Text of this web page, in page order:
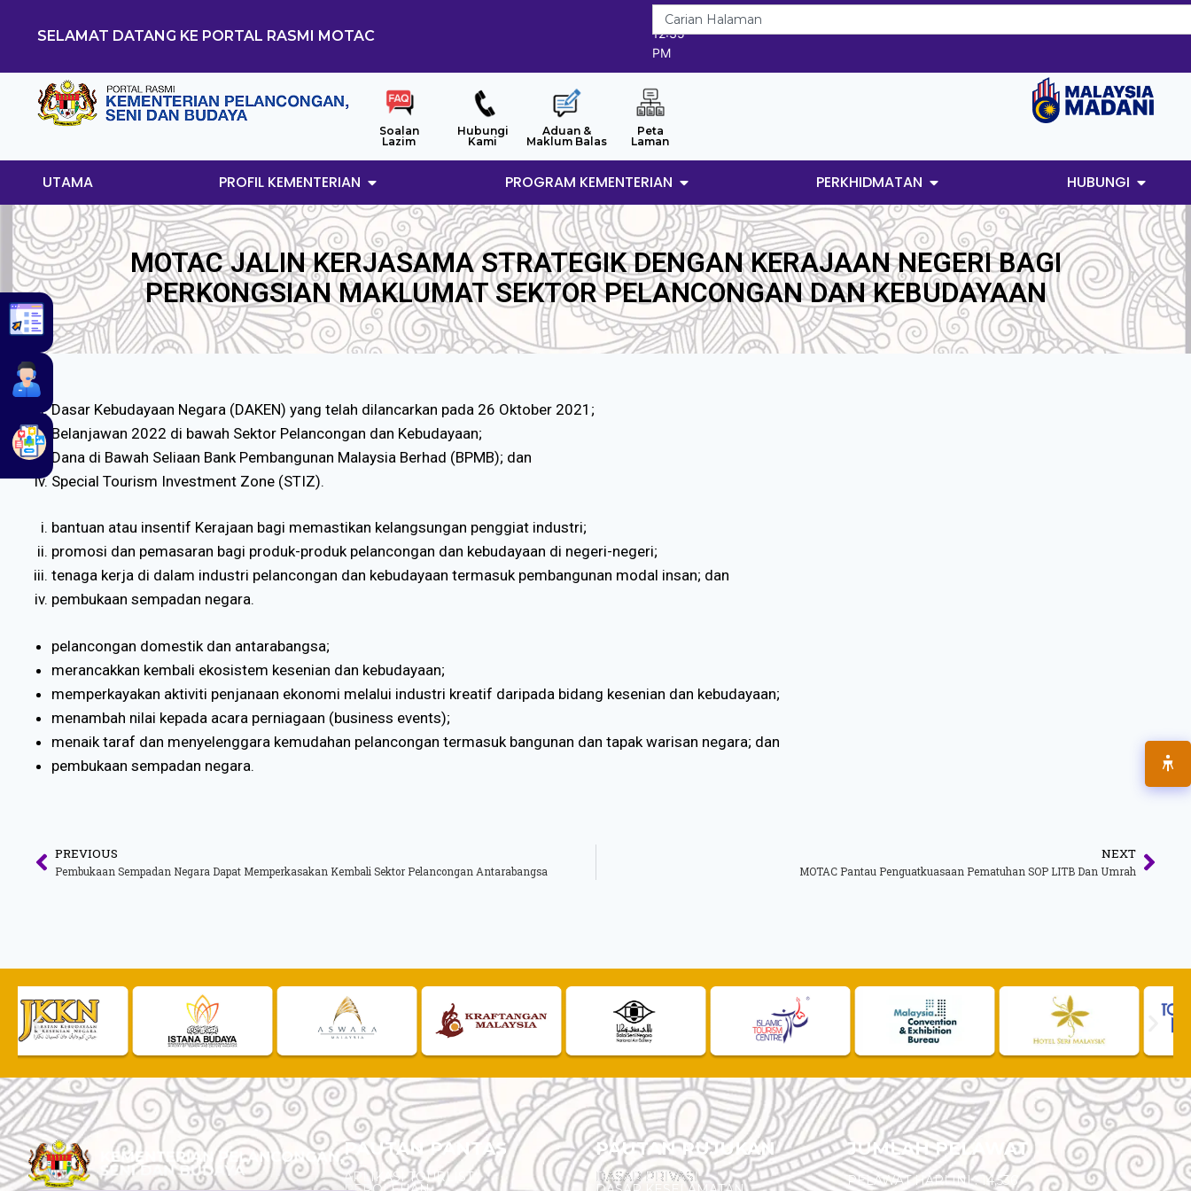
SELAMAT DATANG KE PORTAL RASMI MOTAC
9/8/2026
12:35
PM
Soalan
Lazim
Hubungi
Kami
Aduan &
Maklum Balas
Peta
Laman
UTAMA PROFIL KEMENTERIAN PROGRAM KEMENTERIAN PERKHIDMATAN HUBUNGI
MOTAC JALIN KERJASAMA STRATEGIK DENGAN KERAJAAN NEGERI BAGI
PERKONGSIAN MAKLUMAT SEKTOR PELANCONGAN DAN KEBUDAYAAN
Dasar Kebudayaan Negara (DAKEN) yang telah dilancarkan pada 26 Oktober 2021;
Belanjawan 2022 di bawah Sektor Pelancongan dan Kebudayaan;
Dana di Bawah Seliaan Bank Pembangunan Malaysia Berhad (BPMB); dan
Special Tourism Investment Zone (STIZ).
bantuan atau insentif Kerajaan bagi memastikan kelangsungan penggiat industri;
promosi dan pemasaran bagi produk-produk pelancongan dan kebudayaan di negeri-negeri;
tenaga kerja di dalam industri pelancongan dan kebudayaan termasuk pembangunan modal insan; dan
pembukaan sempadan negara.
pelancongan domestik dan antarabangsa;
merancakkan kembali ekosistem kesenian dan kebudayaan;
memperkayakan aktiviti penjanaan ekonomi melalui industri kreatif daripada bidang kesenian dan kebudayaan;
menambah nilai kepada acara perniagaan (business events);
menaik taraf dan menyelenggara kemudahan pelancongan termasuk bangunan dan tapak warisan negara; dan
pembukaan sempadan negara.
PREVIOUS
Pembukaan Sempadan Negara Dapat Memperkasakan Kembali Sektor Pelancongan Antarabangsa
NEXT
MOTAC Pantau Penguatkuasaan Pematuhan SOP LITB Dan Umrah
PAUTAN PANTAS
APLIKASI TOURLIST
PAUTAN RUJUKAN
DASAR PRIVASI
JUMLAH PELAWAT
PELAWAT HARI INI : 14,536